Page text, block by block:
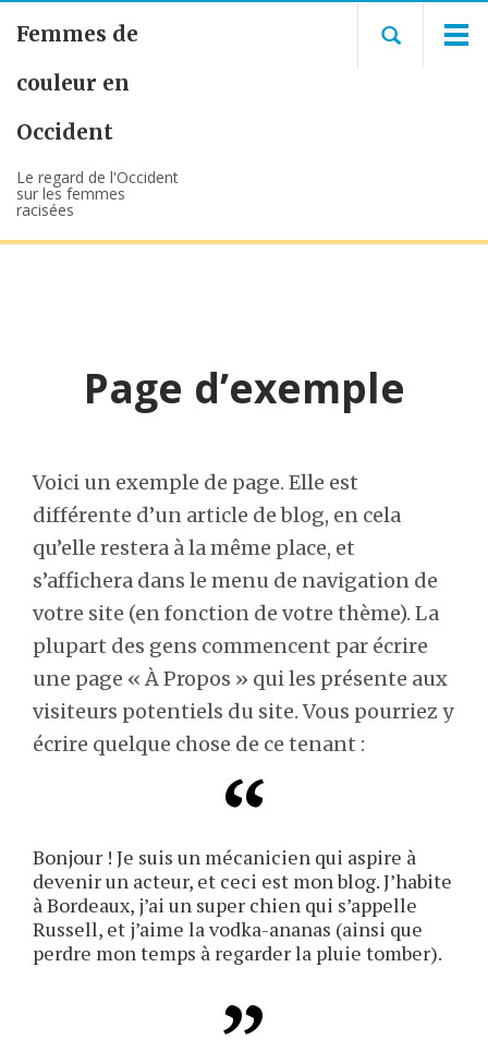
Femmes de
couleur en
Occident
Le regard de l'Occident
sur les femmes
racisées
Page d’exemple
Voici un exemple de page. Elle est
différente d’un article de blog, en cela
qu’elle restera à la même place, et
s’affichera dans le menu de navigation de
votre site (en fonction de votre thème). La
plupart des gens commencent par écrire
une page « À Propos » qui les présente aux
visiteurs potentiels du site. Vous pourriez y
écrire quelque chose de ce tenant :
Bonjour ! Je suis un mécanicien qui aspire à
devenir un acteur, et ceci est mon blog. J’habite
à Bordeaux, j’ai un super chien qui s’appelle
Russell, et j’aime la vodka-ananas (ainsi que
perdre mon temps à regarder la pluie tomber).